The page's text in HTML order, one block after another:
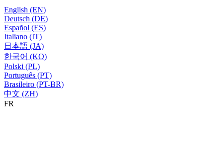
English (EN)
Deutsch (DE)
Español (ES)
Italiano (IT)
日本語 (JA)
한국어 (KO)
Polski (PL)
Português (PT)
Brasileiro (PT-BR)
中文 (ZH)
FR